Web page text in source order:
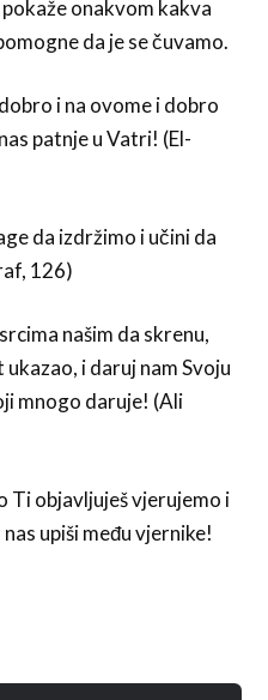
onakvom kakva
da je se čuvamo.
i na ovome i dobro
patnje u Vatri! (El-
da izdržimo i učini da
126)
našim da skrenu,
i daruj nam Svoju
mnogo daruje! (Ali
Ti objavljuješ vjerujemo i
upiši među vjernike!